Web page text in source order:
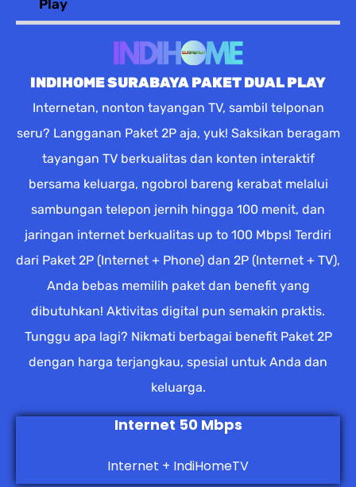
Play
INDIHOME SURABAYA PAKET DUAL PLAY
Internetan, nonton tayangan TV, sambil telponan
seru? Langganan Paket 2P aja, yuk! Saksikan beragam
tayangan TV berkualitas dan konten interaktif
bersama keluarga, ngobrol bareng kerabat melalui
sambungan telepon jernih hingga 100 menit, dan
jaringan internet berkualitas up to 100 Mbps! Terdiri
dari Paket 2P (Internet + Phone) dan 2P (Internet + TV),
Anda bebas memilih paket dan benefit yang
dibutuhkan! Aktivitas digital pun semakin praktis.
Tunggu apa lagi? Nikmati berbagai benefit Paket 2P
dengan harga terjangkau, spesial untuk Anda dan
keluarga.
Internet 50 Mbps
Internet + IndiHomeTV